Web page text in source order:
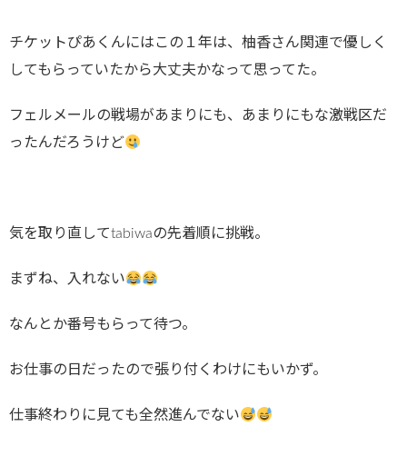
チケットぴあくんにはこの１年は、柚香さん関連で優しく
してもらっていたから大丈夫かなって思ってた。
フェルメールの戦場があまりにも、あまりにもな激戦区だ
ったんだろうけど
気を取り直してtabiwaの先着順に挑戦。
まずね、入れない
なんとか番号もらって待つ。
お仕事の日だったので張り付くわけにもいかず。
仕事終わりに見ても全然進んでない